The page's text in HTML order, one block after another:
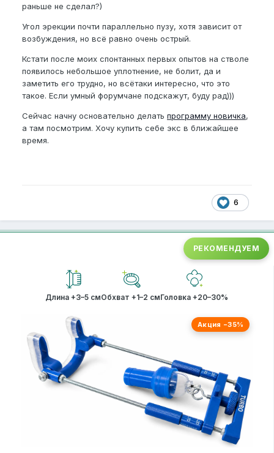
раньше не сделал?)
Угол эрекции почти параллельно пузу, хотя зависит от
возбуждения, но всё равно очень острый.
Кстати после моих спонтанных первых опытов на стволе
появилось небольшое уплотнение, не болит, да и
заметить его трудно, но всётаки интересно, что это
такое. Если умный форумчане подскажут, буду рад)))
Сейчас начну основательно делать программу новичка,
а там посмотрим. Хочу купить себе экс в ближайшее
время.
6
РЕКОМЕНДУЕМ
Длина +3–5 смОбхват +1–2 смГоловка +20–30%
Акция −35%